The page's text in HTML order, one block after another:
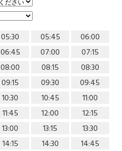
05:30 05:45
06:00
06:45 07:00
07:15
08:00 08:15
08:30
09:15 09:30
09:45
10:30 10:45
11:00
11:45 12:00
12:15
13:00 13:15
13:30
14:15 14:30
14:45